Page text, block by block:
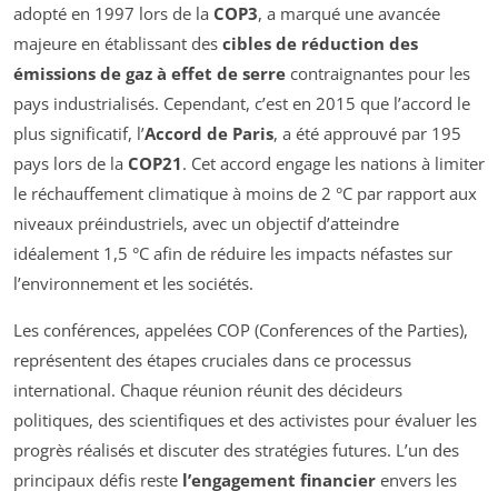
adopté en 1997 lors de la COP3, a marqué une avancée
majeure en établissant des cibles de réduction des
émissions de gaz à effet de serre contraignantes pour les
pays industrialisés. Cependant, c’est en 2015 que l’accord le
plus significatif, l’Accord de Paris, a été approuvé par 195
pays lors de la COP21. Cet accord engage les nations à limiter
le réchauffement climatique à moins de 2 °C par rapport aux
niveaux préindustriels, avec un objectif d’atteindre
idéalement 1,5 °C afin de réduire les impacts néfastes sur
l’environnement et les sociétés.
Les conférences, appelées COP (Conferences of the Parties),
représentent des étapes cruciales dans ce processus
international. Chaque réunion réunit des décideurs
politiques, des scientifiques et des activistes pour évaluer les
progrès réalisés et discuter des stratégies futures. L’un des
principaux défis reste l’engagement financier envers les